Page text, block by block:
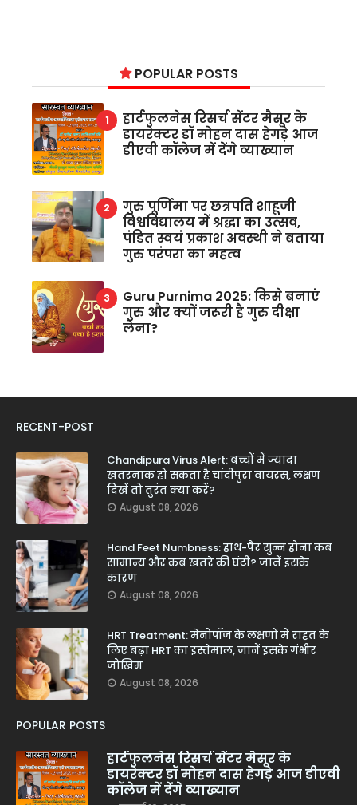
POPULAR POSTS
हार्टफुलनेस रिसर्च सेंटर मैसूर के
डायरेक्टर डॉ मोहन दास हेगड़े आज
डीएवी कॉलेज में देंगे व्याख्यान
गुरु पूर्णिमा पर छत्रपति शाहूजी
विश्वविद्यालय में श्रद्धा का उत्सव,
पंडित स्वयं प्रकाश अवस्थी ने बताया
गुरु परंपरा का महत्व
Guru Purnima 2025: किसे बनाएं
गुरु और क्यों जरूरी है गुरु दीक्षा
लेना?
RECENT-POST
Chandipura Virus Alert: बच्चों में ज्यादा
खतरनाक हो सकता है चांदीपुरा वायरस, लक्षण
दिखें तो तुरंत क्या करें?
August 08, 2026
Hand Feet Numbness: हाथ-पैर सुन्न होना कब
सामान्य और कब खतरे की घंटी? जानें इसके
कारण
August 08, 2026
HRT Treatment: मेनोपॉज के लक्षणों में राहत के
लिए बढ़ा HRT का इस्तेमाल, जानें इसके गंभीर
जोखिम
August 08, 2026
POPULAR POSTS
हार्टफुलनेस रिसर्च सेंटर मैसूर के
डायरेक्टर डॉ मोहन दास हेगड़े आज डीएवी
कॉलेज में देंगे व्याख्यान